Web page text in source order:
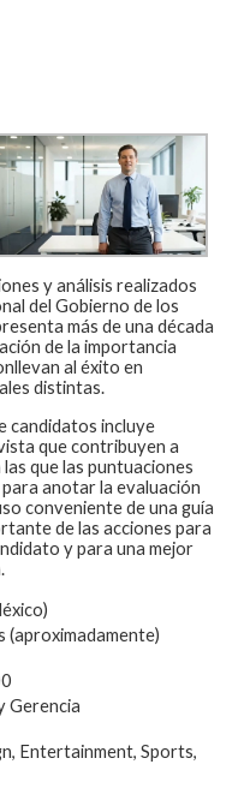
y análisis realizados
del Gobierno de los
más de una década
de la importancia
al éxito en
distintas.
candidatos incluye
que contribuyen a
que las puntuaciones
anotar la evaluación
conveniente de una guía
de las acciones para
y para una mejor
(aproximadamente)
Gerencia
Entertainment, Sports,